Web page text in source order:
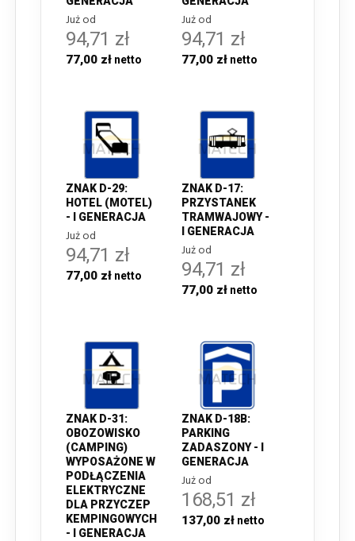
Już od
94,71 zł
77,00 zł
Już od
94,71 zł
77,00 zł
ZNAK D-29:
HOTEL (MOTEL)
- I GENERACJA
Już od
94,71 zł
77,00 zł
ZNAK D-17:
PRZYSTANEK
TRAMWAJOWY -
I GENERACJA
Już od
94,71 zł
77,00 zł
ZNAK D-31:
OBOZOWISKO
(CAMPING)
WYPOSAŻONE W
PODŁĄCZENIA
ELEKTRYCZNE
DLA PRZYCZEP
KEMPINGOWYCH
- I GENERACJA
ZNAK D-18B:
PARKING
ZADASZONY - I
GENERACJA
Już od
168,51 zł
137,00 zł